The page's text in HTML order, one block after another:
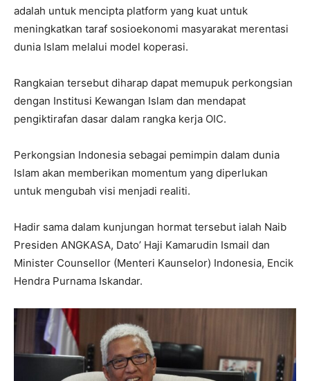
adalah untuk mencipta platform yang kuat untuk
meningkatkan taraf sosioekonomi masyarakat merentasi
dunia Islam melalui model koperasi.
Rangkaian tersebut diharap dapat memupuk perkongsian
dengan Institusi Kewangan Islam dan mendapat
pengiktirafan dasar dalam rangka kerja OIC.
Perkongsian Indonesia sebagai pemimpin dalam dunia
Islam akan memberikan momentum yang diperlukan
untuk mengubah visi menjadi realiti.
Hadir sama dalam kunjungan hormat tersebut ialah Naib
Presiden ANGKASA, Dato’ Haji Kamarudin Ismail dan
Minister Counsellor (Menteri Kaunselor) Indonesia, Encik
Hendra Purnama Iskandar.